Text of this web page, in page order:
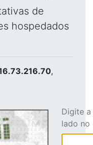
de
hospedados
,
Digite
lado no